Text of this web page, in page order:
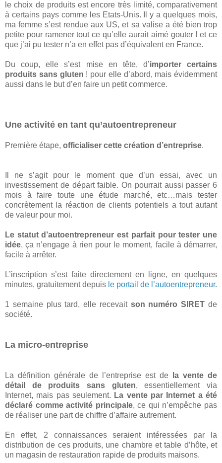
le choix de produits est encore très limité, comparativement
à certains pays comme les Etats-Unis. Il y a quelques mois,
ma femme s’est rendue aux US, et sa valise a été bien trop
petite pour ramener tout ce qu’elle aurait aimé gouter ! et ce
que j’ai pu tester n’a en effet pas d’équivalent en France.
Du coup, elle s’est mise en tête, d’importer certains
produits sans gluten ! pour elle d’abord, mais évidemment
aussi dans le but d’en faire un petit commerce.
Une activité en tant qu’autoentrepreneur
Première étape, officialiser cette création d’entreprise.
Il ne s’agit pour le moment que d’un essai, avec un
investissement de départ faible. On pourrait aussi passer 6
mois à faire toute une étude marché, etc…mais tester
concrètement la réaction de clients potentiels a tout autant
de valeur pour moi.
Le statut d’autoentrepreneur est parfait pour tester une
idée, ça n’engage à rien pour le moment, facile à démarrer,
facile à arrêter.
L’inscription s’est faite directement en ligne, en quelques
minutes, gratuitement depuis le portail de l’autoentrepreneur.
1 semaine plus tard, elle recevaitson numéro SIRET de
société.
La micro-entreprise
La définition générale de l’entreprise est de
la vente de
détail de produits sans gluten, essentiellement via
Internet, mais pas seulement. La vente par Internet a été
déclaré comme activité principale, ce qui n’empêche pas
de réaliser une part de chiffre d’affaire autrement.
En effet, 2 connaissances seraient intéressées par la
distribution de ces produits, une chambre et table d’hôte, et
un magasin de restauration rapide de produits maisons.